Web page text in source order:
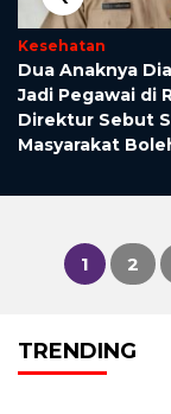
Kesehatan
Dua Anaknya
Jadi Pegawai di
Direktur Sebut
Masyarakat
Paginasi
pos
1 2
TRENDING